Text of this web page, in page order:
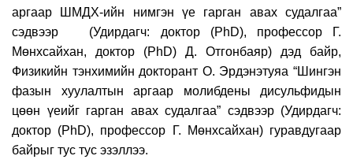
аргаар ШМДХ-ийн нимгэн үе гарган авах судалгаа”
сэдвээр (Удирдагч: доктор (PhD), профессор Г.
Мөнхсайхан, доктор (PhD) Д. Отгонбаяр) дэд байр,
Физикийн тэнхимийн докторант О. Эрдэнэтуяа “Шингэн
фазын хуулалтын аргаар молибдены дисульфидын
цөөн үеийг гарган авах судалгаа” сэдвээр (Удирдагч:
доктор (PhD), профессор Г. Мөнхсайхан) гуравдугаар
байрыг тус тус эзэллээ.